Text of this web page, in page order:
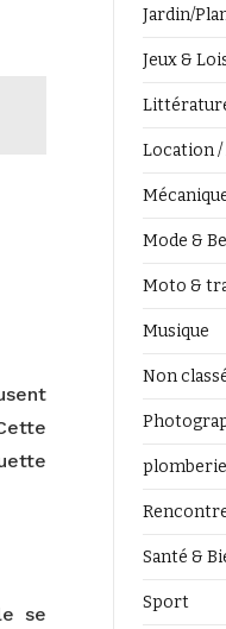
se
Jardin/
Jeux &
Location /
Mode &
Moto &
Musique
Non
plomberie
Santé &
Sport